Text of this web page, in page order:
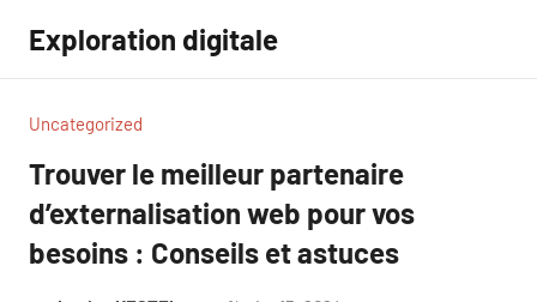
contenu
Exploration digitale
Uncategorized
Trouver le meilleur partenaire
d’externalisation web pour vos
besoins : Conseils et astuces